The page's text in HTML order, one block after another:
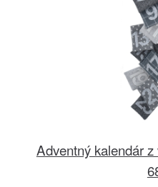
Adventný kalendár